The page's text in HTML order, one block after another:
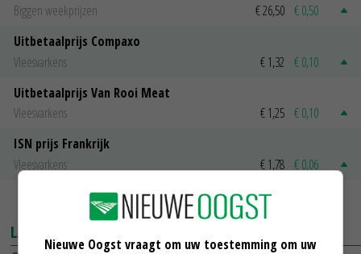
Biggen weekprijzen
€ 26,50 € 0,50
Uitbetaalprijs Compaxo
Vleesvarkens
€ 1,32 € 0,10
Uitbetaalprijs Van Rooi Meat
Vleesvarkens
€ 1,25 € 0,10
ISN prijs Frankrijk
Vleesvarkens
€ 1,78 € 0,06
MEER MARKTPRIJZEN
LAATSTE NIEUWS
Nieuwe Oogst vraagt om uw toestemming om uw